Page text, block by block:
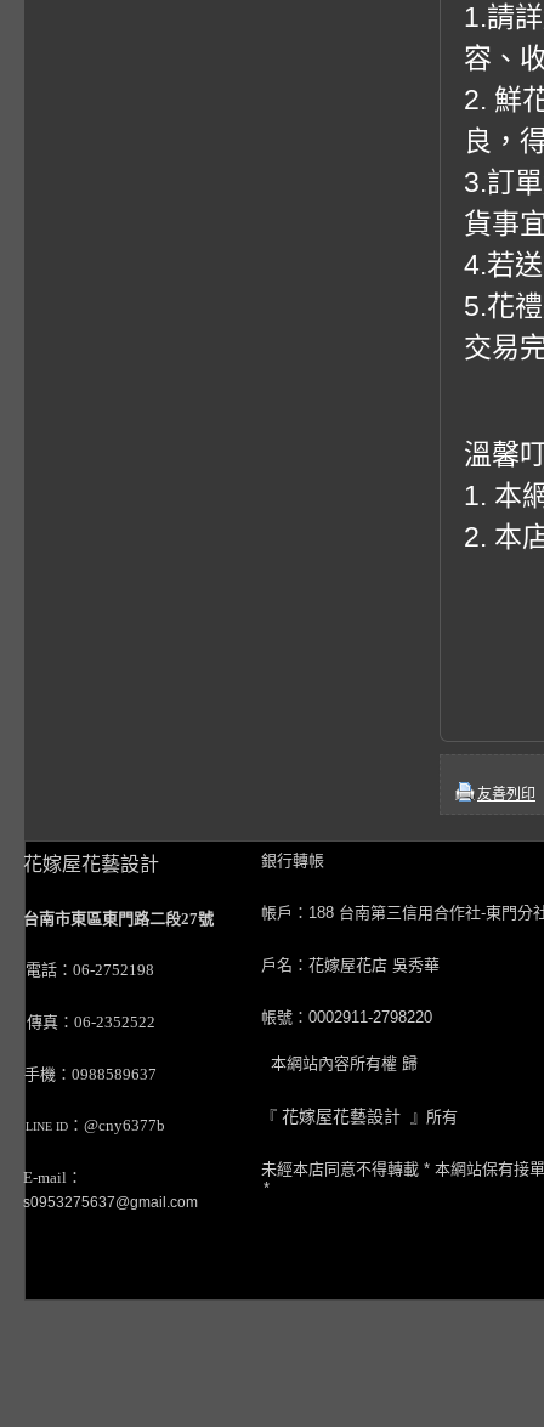
1.請
容、
2. 鮮
良，
3.訂
貨事
4.若
5.花
交易
溫馨
1. 本
2. 本
友善列印
花嫁屋花藝設計
台南市東區東門路二段27號
電話：06-2752198
傳真：06-2352522
手機：0988589637
LINE ID ：@cny6377b
E-mail：
s0953275637@gmail.com
銀行轉帳
帳戶：188 台南第三信用合作社-東門分
戶名：花嫁屋花店 吳秀華
帳號：0002911-2798220
本網站內容所有權 歸
『 花嫁屋花藝設計 』所有
未經本店同意不得轉載 * 本網站保有接
*